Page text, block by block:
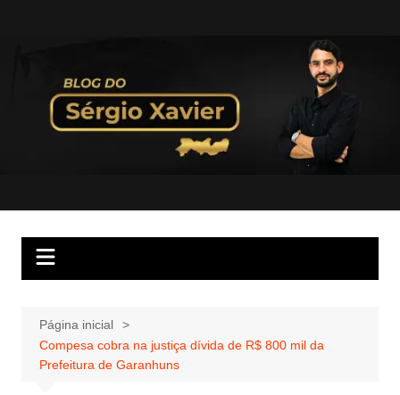
Página inicial
Compesa cobra na justiça dívida de R$ 800 mil da
Prefeitura de Garanhuns